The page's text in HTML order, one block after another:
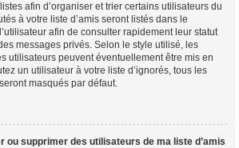
afin d’organiser et trier certains utilisateurs du
à votre liste d’amis seront listés dans le
afin de consulter rapidement leur statut
messages privés. Selon le style utilisé, les
utilisateurs peuvent éventuellement être mis en
un utilisateur à votre liste d’ignorés, tous les
masqués par défaut.
ou supprimer des utilisateurs de ma liste d’amis